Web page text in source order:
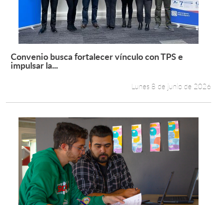
Estudiantes
Académicos
Funcionarios
Alumni
Leer más +
Convenio busca fortalecer vínculo con TPS e
impulsar la...
Lunes 8 de junio de 2026